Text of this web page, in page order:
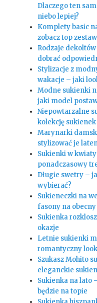
Dlaczego ten
niebo lepiej?
Komplety basic
zobacz top
Rodzaje
dobrać
Stylizacje z
wakacje – jaki
Modne sukienki
jaki model
Niepowtarzalne
kolekcję
Marynarki
stylizować je
Sukienki w
ponadczasowy
Długie swetry –
wybierać?
Sukieneczki na
fasony na obecny
Sukienka
okazje
Letnie sukienki
romantyczny look
Szukasz Mohito
eleganckie
Sukienka na lato
będzie na topie